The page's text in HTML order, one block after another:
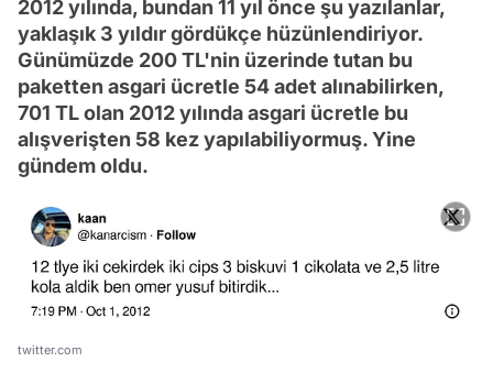
2012 yılında, bundan 11 yıl önce şu yazılanlar,
yaklaşık 3 yıldır gördükçe hüzünlendiriyor.
Günümüzde 200 TL'nin üzerinde tutan bu
paketten asgari ücretle 54 adet alınabilirken,
701 TL olan 2012 yılında asgari ücretle bu
alışverişten 58 kez yapılabiliyormuş. Yine
gündem oldu.
twitter.com